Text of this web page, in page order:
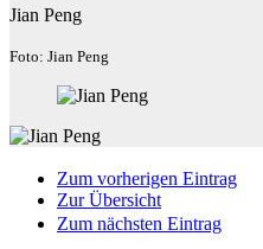
Jian Peng
Foto: Jian Peng
Zum vorherigen Eintrag
Zur Übersicht
Zum nächsten Eintrag